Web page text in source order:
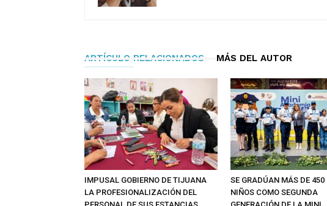
ARTÍCULO RELACIONADOS MÁS DEL AUTOR
IMPUSAL GOBIERNO DE TIJUANA
LA PROFESIONALIZACIÓN DEL
SE GRADÚAN MÁS DE
NIÑOS COMO SEGUNDA